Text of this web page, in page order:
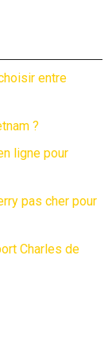
entre
?
ligne pour
pas cher pour
Charles de